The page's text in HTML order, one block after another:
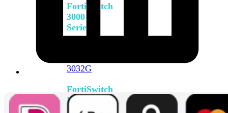
FortiSwitch
3000
Series
3032G
FortiSwitch
Ruggedized